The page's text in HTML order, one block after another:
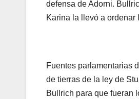
defensa de Adorni.
Karina la llevó a ordenar
Fuentes parlamentarias
de tierras de la ley de
Bullrich para que fueran